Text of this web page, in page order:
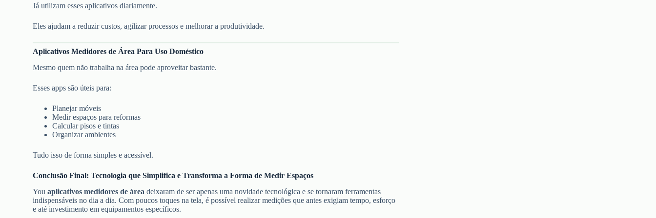
Já utilizam esses aplicativos diariamente.
Eles ajudam a reduzir custos, agilizar processos e melhorar a produtividade.
Aplicativos Medidores de Área Para Uso Doméstico
Mesmo quem não trabalha na área pode aproveitar bastante.
Esses apps são úteis para:
Planejar móveis
Medir espaços para reformas
Calcular pisos e tintas
Organizar ambientes
Tudo isso de forma simples e acessível.
Conclusão Final: Tecnologia que Simplifica e Transforma a Forma de Medir Espaços
Youaplicativos medidores de área deixaram de ser apenas uma novidade tecnológica e se tornaram ferramentas
indispensáveis no dia a dia. Com poucos toques na tela, é possível realizar medições que antes exigiam tempo, esforço
e até investimento em equipamentos específicos.